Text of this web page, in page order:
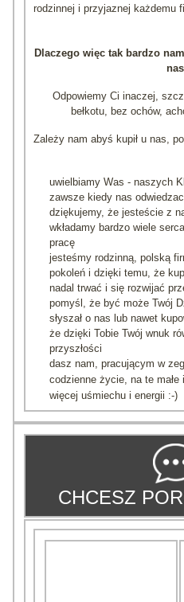
rodzinnej i przyjaznej każdemu
Dlaczego więc tak bardzo
Odpowiemy Ci inaczej,
bełkotu, bez ochów,
Zależy nam abyś kupił u nas,
uwielbiamy Was - naszych
zawsze kiedy nas
dziękujemy, że jesteście z
wkładamy bardzo wiele
pracę
jesteśmy rodzinną, polską
pokoleń i dzięki temu, że
nadal trwać i się rozwijać
pomyśl, że być może Twój
słyszał o nas lub nawet
że dzięki Tobie Twój wnuk
przyszłości
dasz nam, pracującym w
codzienne życie, na te
więcej uśmiechu i energii :-)
CHCESZ